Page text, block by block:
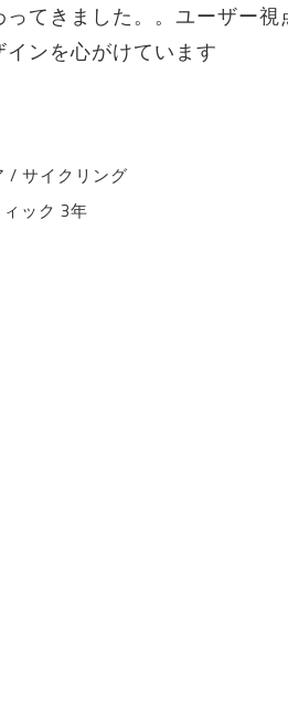
てきました。。ユーザー視
ンを心がけています
/ サイクリング
ック 3年